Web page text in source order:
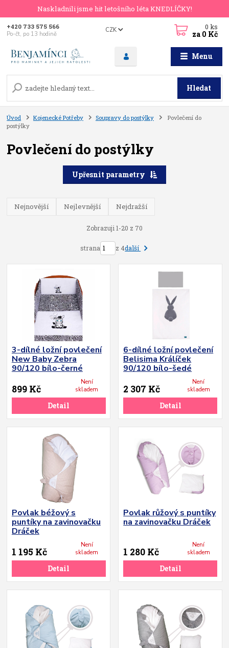
Naskladnili jsme hit letošního léta KNEDLÍČKY!
Menu
CZK
Hledat
+420 733 575 566
Po-čt, po 13 hodině
0ks
za 0 Kč
Úvod Kojenecké Potřeby Soupravy do postýlky
Povlečení do
postýlky
Povlečení do postýlky
Upřesnit parametry
Nejnovější Nejlevnější Nejdražší
Zobrazuji 1-20 z 70
strana z 4další
3-dílné ložní povlečení
New Baby Zebra
90/120 bílo-černé
899 Kč
Není
skladem
Detail
6-dílné ložní povlečení
Belisima Králíček
90/120 bílo-šedé
2 307 Kč
Není
skladem
Detail
Povlak béžový s
puntíky na zavinovačku
Dráček
1 195 Kč
Není
skladem
Detail
Povlak růžový s puntíky
na zavinovačku Dráček
1 280 Kč
Není
skladem
Detail